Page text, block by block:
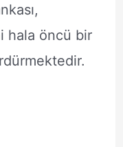
hala öncü bir